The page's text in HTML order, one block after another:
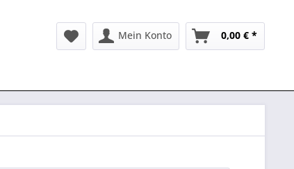
Mein Konto 0,00 € *